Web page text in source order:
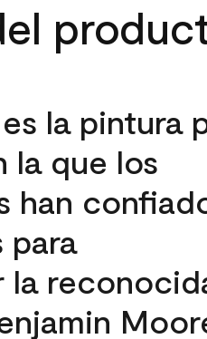
la pintura
la que los
han
para
la